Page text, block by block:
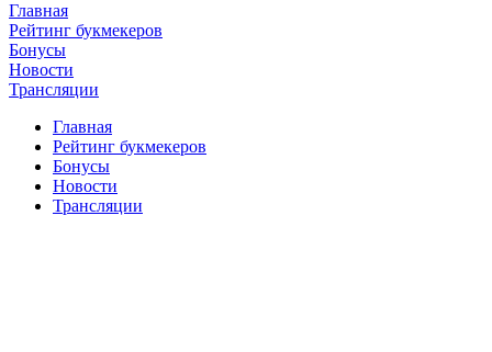
Главная
Рейтинг букмекеров
Бонусы
Новости
Трансляции
Главная
Рейтинг букмекеров
Бонусы
Новости
Трансляции